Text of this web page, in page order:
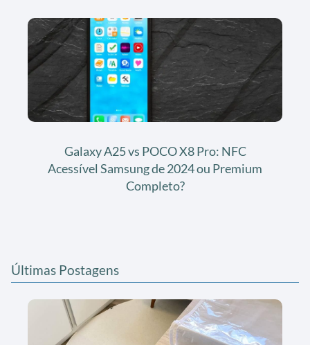
Galaxy A25 vs POCO X8 Pro: NFC
Acessível Samsung de 2024 ou Premium
Completo?
Últimas Postagens